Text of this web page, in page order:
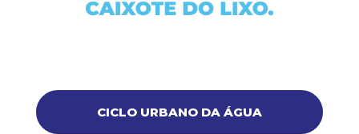
CICLO URBANO DA ÁGUA